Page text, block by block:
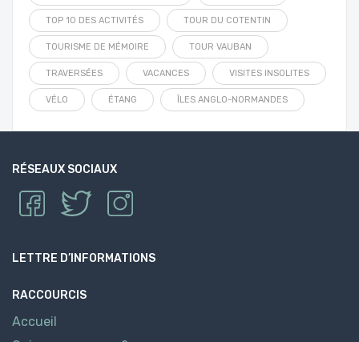
TOP 10 DES ACTIVITÉS TOUR DU COTENTIN
TOURISME DE MÉMOIRE TOUR VAUBAN
TRAVERSÉES VACANCES VISITES INSOLITES
VÉLO ÉTANG ÎLES ANGLO-NORMANDES
RÉSEAUX SOCIAUX
LETTRE D’INFORMATIONS
RACCOURCIS
Accueil